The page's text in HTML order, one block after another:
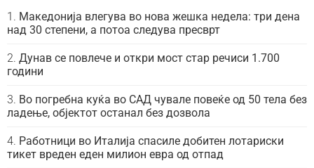
Македонија влегува во нова жешка недела: три дена
над 30 степени, а потоа следува пресврт
Дунав се повлече и откри мост стар речиси 1.700
години
Во погребна куќа во САД чувале повеќе од 50 тела без
ладење, објектот останал без дозвола
Работници во Италија спасиле добитен лотариски
тикет вреден еден милион евра од отпад